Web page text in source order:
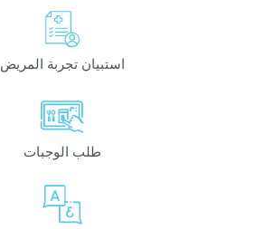
استبيان تجربة المريض
طلب الوجبات